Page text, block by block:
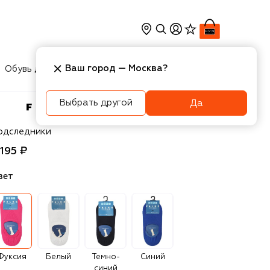
Обувь для мальчиков Игрушки Аксесcуары
₽
Белый
Темно-
Синий
Ваш город — Москва?
Выбрать другой Да